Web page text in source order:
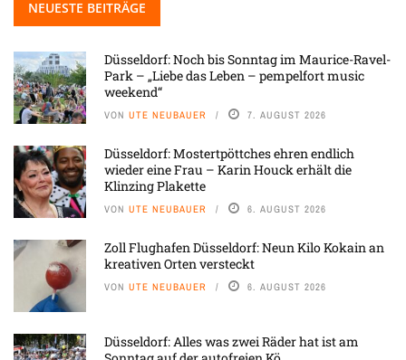
NEUESTE BEITRÄGE
Düsseldorf: Noch bis Sonntag im Maurice-Ravel-
Park – „Liebe das Leben – pempelfort music
weekend“
VON UTE NEUBAUER 7. AUGUST 2026
Düsseldorf: Mostertpöttches ehren endlich
wieder eine Frau – Karin Houck erhält die
Klinzing Plakette
VON UTE NEUBAUER 6. AUGUST 2026
Zoll Flughafen Düsseldorf: Neun Kilo Kokain an
kreativen Orten versteckt
VON UTE NEUBAUER 6. AUGUST 2026
Düsseldorf: Alles was zwei Räder hat ist am